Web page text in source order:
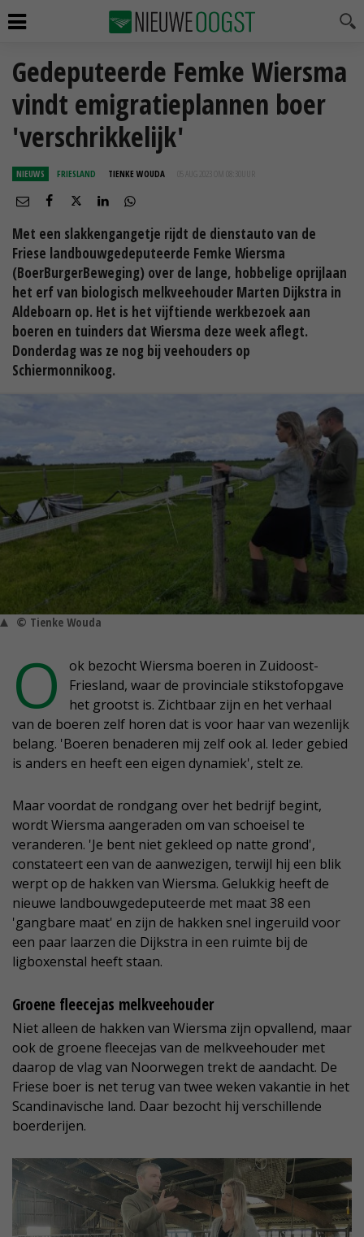
Gedeputeerde Femke Wiersma
vindt emigratieplannen boer
'verschrikkelijk'
NIEUWS FRIESLAND TIENKE WOUDA 05 AUG 2023 OM 08:30
Met een slakkengangetje rijdt de dienstauto van de
Friese landbouwgedeputeerde Femke Wiersma
(BoerBurgerBeweging) over de lange, hobbelige oprijlaan
het erf van biologisch melkveehouder Marten Dijkstra in
Aldeboarn op. Het is het vijftiende werkbezoek aan
boeren en tuinders dat Wiersma deze week aflegt.
Donderdag was ze nog bij veehouders op
Schiermonnikoog.
© Tienke Wouda
O
ok bezocht Wiersma boeren in Zuidoost-
Friesland, waar de provinciale stikstofopgave
het grootst is. Zichtbaar zijn en het verhaal
van de boeren zelf horen dat is voor haar van wezenlijk
belang. 'Boeren benaderen mij zelf ook al. Ieder gebied
is anders en heeft een eigen dynamiek', stelt ze.
Maar voordat de rondgang over het bedrijf begint,
wordt Wiersma aangeraden om van schoeisel te
veranderen. 'Je bent niet gekleed op natte grond',
constateert een van de aanwezigen, terwijl hij een blik
werpt op de hakken van Wiersma. Gelukkig heeft de
nieuwe landbouwgedeputeerde met maat 38 een
'gangbare maat' en zijn de hakken snel ingeruild voor
een paar laarzen die Dijkstra in een ruimte bij de
ligboxenstal heeft staan.
Groene fleecejas melkveehouder
Niet alleen de hakken van Wiersma zijn opvallend, maar
ook de groene fleecejas van de melkveehouder met
daarop de vlag van Noorwegen trekt de aandacht. De
Friese boer is net terug van twee weken vakantie in het
Scandinavische land. Daar bezocht hij verschillende
boerderijen.